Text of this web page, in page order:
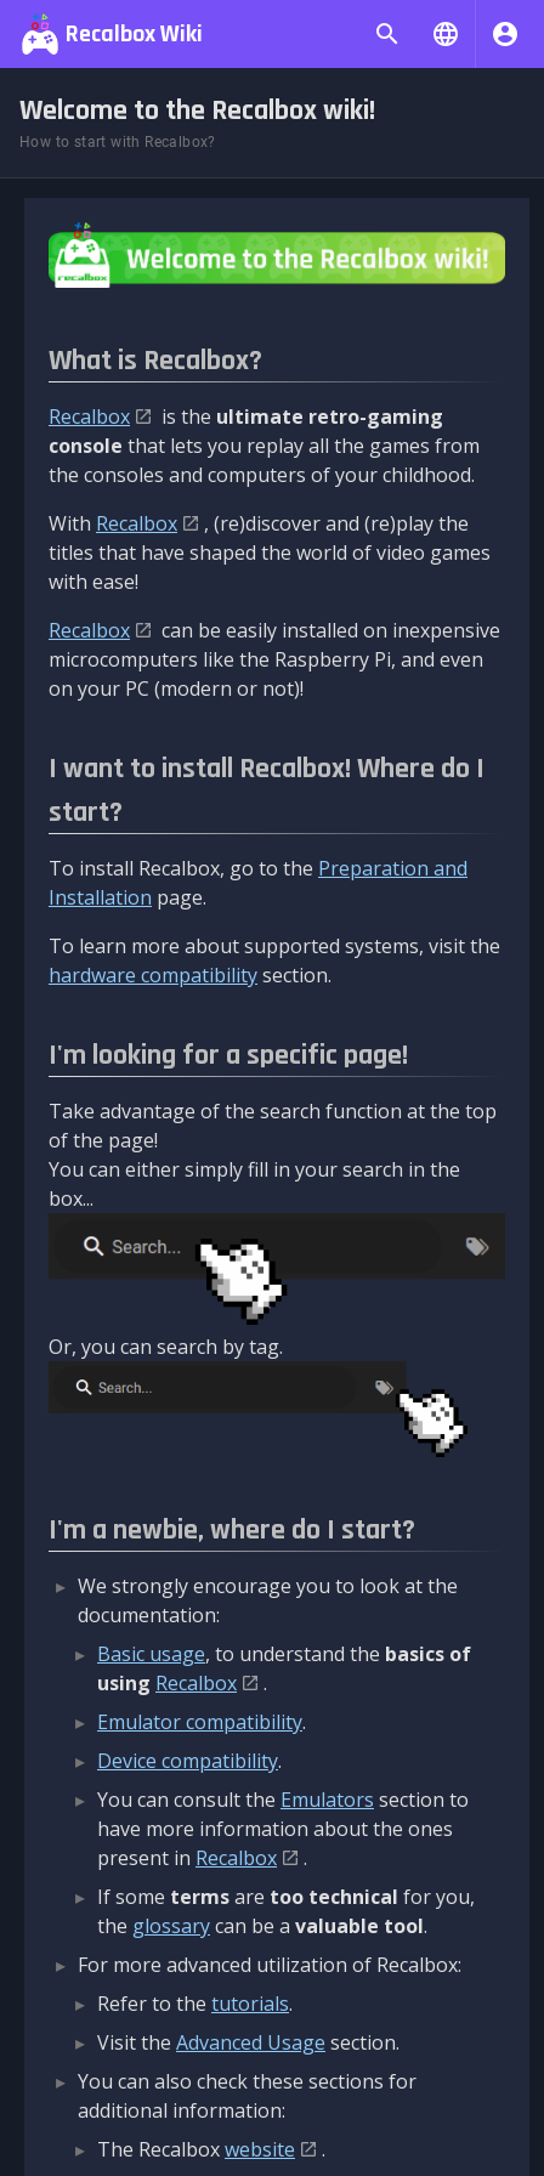
Recalbox Wiki
Welcome to the Recalbox wiki!
How to start with Recalbox?
What is Recalbox?
Recalbox is the ultimate retro-gaming
console that lets you replay all the games from
the consoles and computers of your childhood.
With Recalbox
, (re)discover and (re)play the
titles that have shaped the world of video games
with ease!
Recalbox
can be easily installed on inexpensive
microcomputers like the Raspberry Pi, and even
on your PC (modern or not)!
I want to install Recalbox! Where do I
start?
To install Recalbox, go to the Preparation and
Installation page.
To learn more about supported systems, visit the
hardware compatibilitysection.
I'm looking for a specific page!
Take advantage of the search function at the top
of the page!
You can either simply fill in your search in the
box...
Or, you can search by tag.
I'm a newbie, where do I start?
We strongly encourage you to look at the
documentation:
Basic usage, to understand the basics of
using Recalbox
.
Emulator compatibility.
Device compatibility.
You can consult the Emulators section to
have more information about the ones
present in Recalbox
.
If some termsare too technical for you,
the glossarycan be a valuable tool.
For more advanced utilization of Recalbox:
Refer to the tutorials.
Visit the Advanced Usage section.
You can also check these sections for
additional information:
The Recalboxwebsite
.